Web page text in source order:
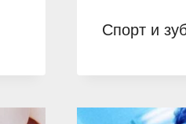
Спорт и